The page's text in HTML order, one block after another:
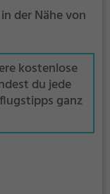
der Nähe von
kostenlose
du jede
ganz